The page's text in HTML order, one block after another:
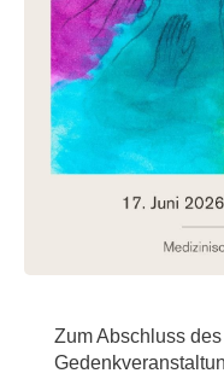
Zum Abschluss